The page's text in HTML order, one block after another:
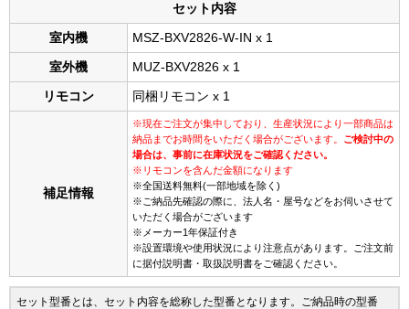
セット内容
室内機 MSZ-BXV2826-W-IN x 1
室外機 MUZ-BXV2826 x 1
リモコン 同梱リモコン x 1
補足情報
※現在ご注文が集中しており、生産状況により一部商品は
納品までお時間をいただく場合がございます。 ご検討中の
場合は、事前に在庫状況をご確認ください。
※リモコンを含んだ金額になります
※全国送料無料(一部地域を除く)
※ご納品先確認の際に、法人名・屋号などをお伺いさせて
いただく場合がございます
※メーカー1年保証付き
※設置環境や使用状況により注意点があります。ご注文前
に据付説明書・取扱説明書をご確認ください。
セット型番とは、セット内容を総称した型番となります。ご納品時の型番